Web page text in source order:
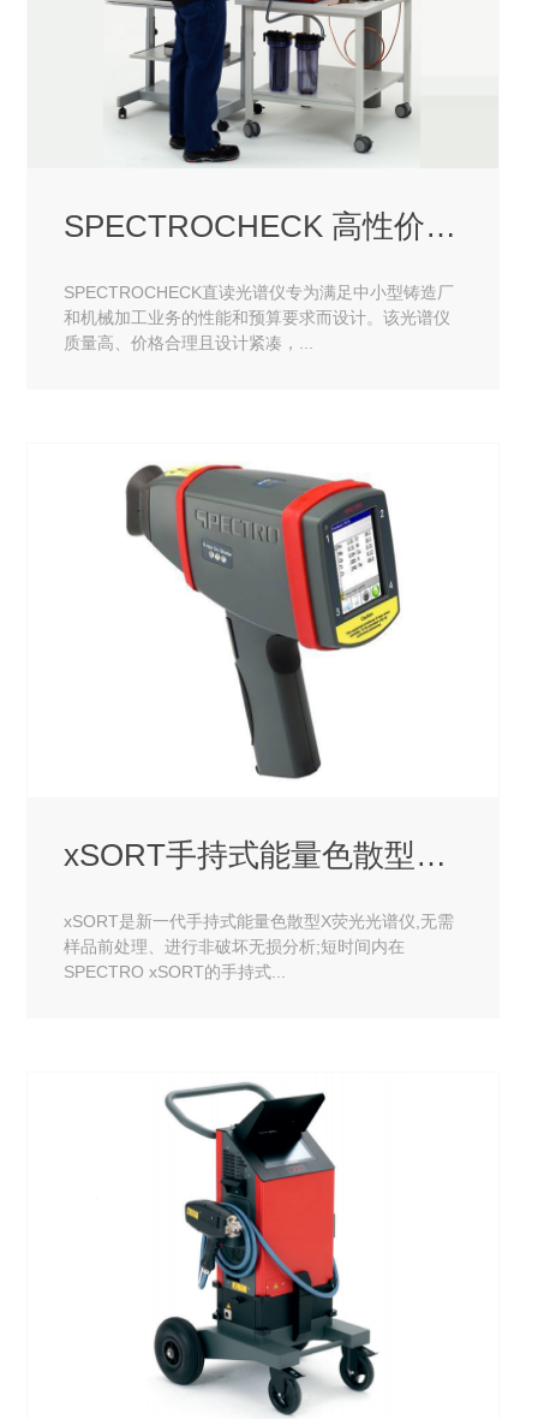
SPECTROCHECK 高性价比直
SPECTROCHECK直读光谱仪专为满足中小型铸造厂
和机械加工业务的性能和预算要求而设计。该光谱仪
质量高、价格合理且设计紧凑，...
xSORT手持式能量色散型光谱仪
xSORT是新一代手持式能量色散型X荧光光谱仪,无需
样品前处理、进行非破坏无损分析;短时间内在
SPECTRO xSORT的手持式...